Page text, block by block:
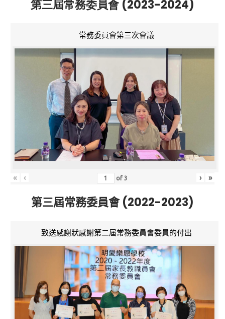
第三屆常務委員會 (2023-2024)
常務委員會第三次會議
« ‹ of3 › »
第三屆常務委員會 (2022-2023)
致送感謝狀感謝第二屆常務委員會委員的付出